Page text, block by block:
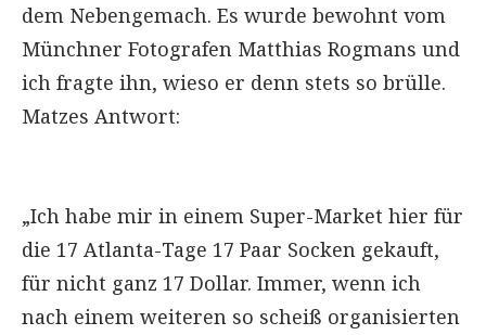
dem Nebengemach. Es wurde bewohnt vom
Münchner Fotografen Matthias Rogmans und
ich fragte ihn, wieso er denn stets so brülle.
Matzes Antwort:
„Ich habe mir in einem Super-Market hier für
die 17 Atlanta-Tage 17 Paar Socken gekauft,
für nicht ganz 17 Dollar. Immer, wenn ich
nach einem weiteren so scheiß organisierten